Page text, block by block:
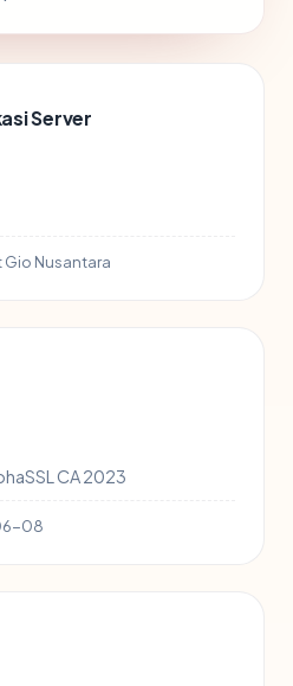
Server
Gio Nusantara
CA 2023
08